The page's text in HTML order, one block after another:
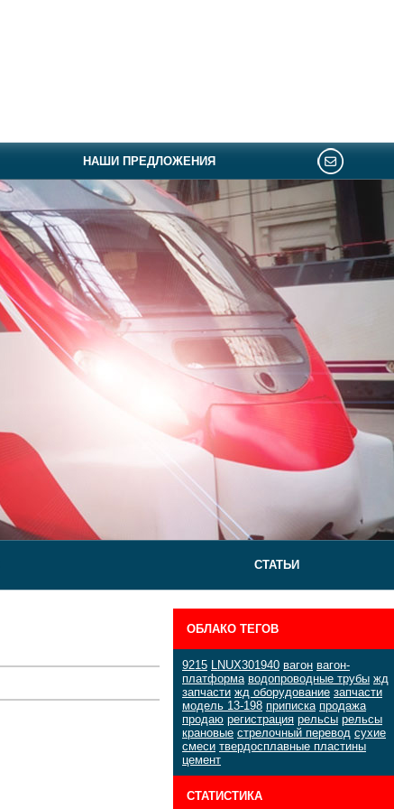
НАШИ ПРЕДЛОЖЕНИЯ
СТАТЬИ
ОБЛАКО ТЕГОВ
9215 LNUX301940 вагон вагон-
платформа водопроводные трубы жд
запчасти жд оборудование запчасти
модель 13-198 приписка продажа
продаю регистрация рельсы рельсы
крановые стрелочный перевод сухие
смеси твердосплавные пластины
цемент
СТАТИСТИКА